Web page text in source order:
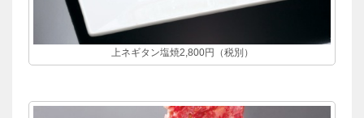
上ネギタン塩焼2,800円（税別）